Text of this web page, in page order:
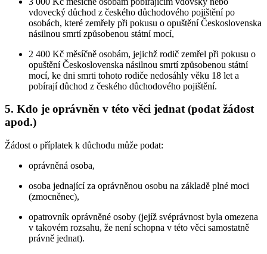
vdovecký důchod z českého důchodového pojištění po
osobách, které zemřely při pokusu o opuštění Československa
násilnou smrtí způsobenou státní mocí,
2 400 Kč měsíčně osobám, jejichž rodič zemřel při pokusu o
opuštění Československa násilnou smrtí způsobenou státní
mocí, ke dni smrti tohoto rodiče nedosáhly věku 18 let a
pobírají důchod z českého důchodového pojištění.
5. Kdo je oprávněn v této věci jednat (podat žádost
apod.)
Žádost o příplatek k důchodu může podat:
oprávněná osoba,
osoba jednající za oprávněnou osobu na základě plné moci
(zmocněnec),
opatrovník oprávněné osoby (jejíž svéprávnost byla omezena
v takovém rozsahu, že není schopna v této věci samostatně
právně jednat).